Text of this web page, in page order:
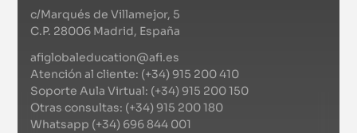
c/Marqués de Villamejor, 5
C.P. 28006 Madrid, España
afiglobaleducation@afi.es
Atención al cliente: (+34) 915 200 410
Soporte Aula Virtual: (+34) 915 200 150
Otras consultas: (+34) 915 200 180
Whatsapp (+34) 696 844 001